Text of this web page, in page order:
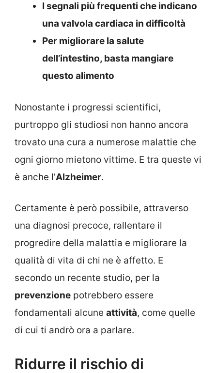
I segnali più frequenti che indicano
una valvola cardiaca in difficoltà
Per migliorare la salute
dell’intestino, basta mangiare
questo alimento
Nonostante i progressi scientifici,
purtroppo gli studiosi non hanno ancora
trovato una cura a numerose malattie che
ogni giorno mietono vittime. E tra queste vi
è anche l’Alzheimer.
Certamente è però possibile, attraverso
una diagnosi precoce, rallentare il
progredire della malattia e migliorare la
qualità di vita di chi ne è affetto. E
secondo un recente studio, per la
prevenzione potrebbero essere
fondamentali alcune attività, come quelle
di cui ti andrò ora a parlare.
Ridurre il rischio di